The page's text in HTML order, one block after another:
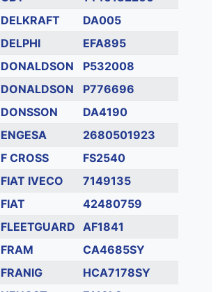
DELKRAFT
DA005
DELPHI
EFA895
DONALDSON
P532008
DONALDSON
P776696
DONSSON
DA4190
ENGESA
2680501923
F CROSS
FS2540
FIAT IVECO
7149135
FIAT
42480759
FLEETGUARD AF1841
FRAM
CA4685SY
FRANIG
HCA7178SY